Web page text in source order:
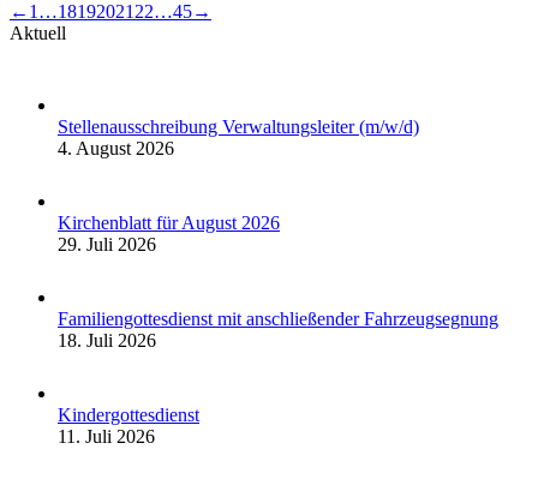
← 1 …18192021 22…45→
Aktuell
Stellenausschreibung Verwaltungsleiter (m/w/d)
4. August 2026
Kirchenblatt für August 2026
29. Juli 2026
Familiengottesdienst mit anschließender Fahrzeugsegnung
18. Juli 2026
Kindergottesdienst
11. Juli 2026